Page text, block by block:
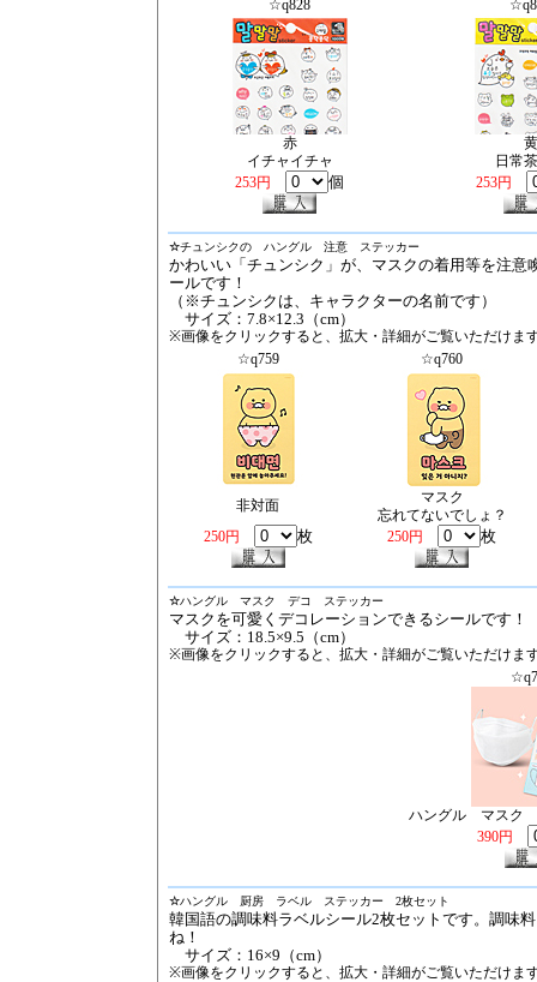
☆q828
赤
イチャイチャ
黄
日常
253円
個 253円
☆チュンシクの ハングル 注意 ステッカー
かわいい「チュンシク」が、マスクの着用等を注
ールです！
（※チュンシクは、キャラクターの名前です）
サイズ：7.8×12.3（cm）
※画像をクリックすると、拡大・詳細がご覧いただけま
☆q759
☆q760
非対面
マスク
忘れてないでしょ？
250円
枚 250円 枚
☆ハングル マスク デコ ステッカー
マスクを可愛くデコレーションできるシールです！
サイズ：18.5×9.5（cm）
※画像をクリックすると、拡大・詳細がご覧いただけま
ハングル マスク
390円
☆ハングル 厨房 ラベル ステッカー 2枚セット
韓国語の調味料ラベルシール2枚セットです。調味
ね！
サイズ：16×9（cm）
※画像をクリックすると、拡大・詳細がご覧いただけま